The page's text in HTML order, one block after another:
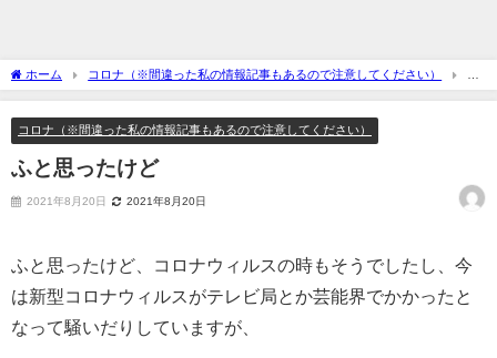
ホーム コロナ（※間違った私の情報記事もあるので注意してください）
と思ったけど
コロナ（※間違った私の情報記事もあるので注意してください）
ふと思ったけど
2021年8月20日 2021年8月20日
ふと思ったけど、コロナウィルスの時もそうでしたし、今
は新型コロナウィルスがテレビ局とか芸能界でかかったと
なって騒いだりしていますが、